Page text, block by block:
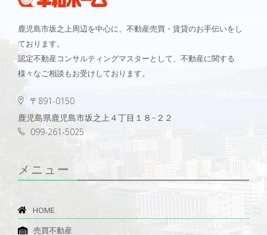
鹿児島市坂之上周辺を中心に、不動産売買・賃貸のお手伝いをし
ております。
認定不動産コンサルティングマスターとして、不動産に関する
様々なご相談もお受けしております。
〒891-0150
鹿児島県鹿児島市坂之上４丁目１８−２２
099-261-5025
メニュー
HOME
売買不動産